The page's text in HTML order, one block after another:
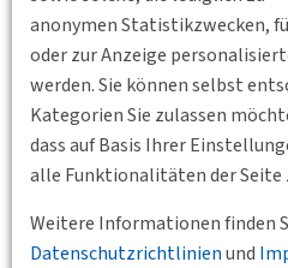
anonymen Statistikzwecken,
oder zur Anzeige
werden. Sie können selbst
Kategorien Sie zulassen
dass auf Basis Ihrer
alle Funktionalitäten der Seite
Weitere Informationen finden
Datenschutzrichtlinienund